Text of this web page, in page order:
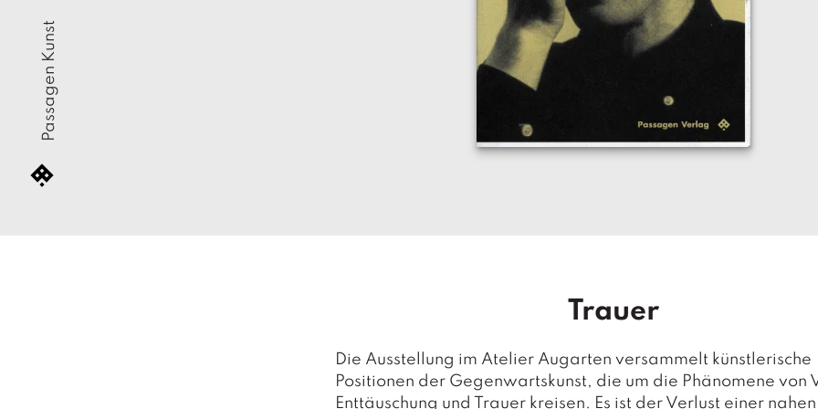
Passagen Kunst
Trauer
Die Ausstellung im Atelier Augarten versammelt künstlerische
Positionen der Gegenwartskunst, die um die Phänomene von
Enttäuschung und Trauer kreisen. Es ist der Verlust einer nahen